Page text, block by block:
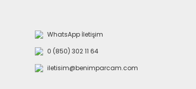
WhatsApp İletişim
0 (850) 302 11 64
iletisim@benimparcam.com